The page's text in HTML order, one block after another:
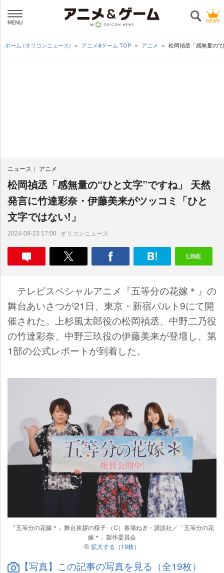
ホーム (オリコンニュース) アニメ&ゲーム TOP アニメ 松岡禎丞「感無量の“
ニュース アニメ
松岡禎丞「感無量の“ひと文字”ですね」 天然
発言に竹達彩奈・伊藤美来がツッコミ「ひと
文字ではない!」
2024-09-23 17:00 オリコンニュース
テレビスペシャルアニメ『五等分の花嫁＊』の
舞台あいさつが21日、東京・新宿バルト9にて開
催された。上杉風太郎役の松岡禎丞、中野二乃役
の竹達彩奈、中野三玖役の伊藤美来が登壇し、第
1部の公式レポートが到着した。
『五等分の花嫁＊』舞台挨拶の様子 （C）春場ねぎ・講談社／「五等分の花
嫁＊」製作委員会
拡大する（19枚）
【写真】この記事の写真を見る（全19枚）